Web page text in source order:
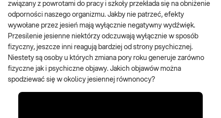
związany z powrotami do pracy i szkoły przekłada się na obniżenie
odporności naszego organizmu. Jakby nie patrzeć, efekty
wywołane przez jesień mają wyłącznie negatywny wydźwięk.
Przesilenie jesienne niektórzy odczuwają wyłącznie w sposób
fizyczny, jeszcze inni reagują bardziej od strony psychicznej.
Niestety są osoby u których zmiana pory roku generuje zarówno
fizyczne jak i psychiczne objawy. Jakich objawów można
spodziewać się w okolicy jesiennej równonocy?